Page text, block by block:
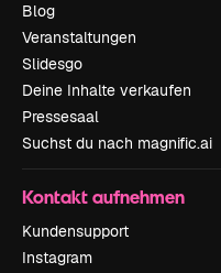
Blog
Veranstaltungen
Slidesgo
Deine Inhalte verkaufen
Pressesaal
Suchst du nach magnific.ai
Kontakt aufnehmen
Kundensupport
Instagram